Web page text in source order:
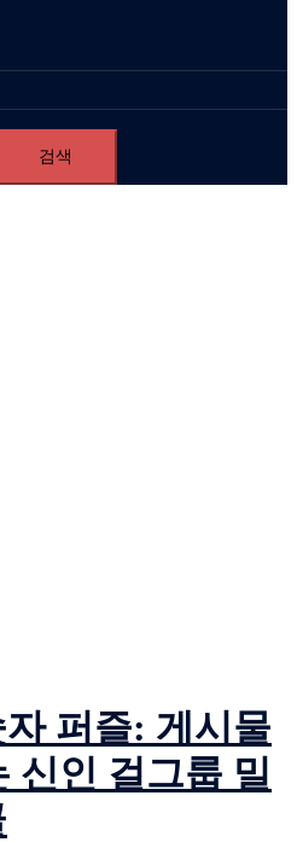
퍼즐: 게시물
신인 걸그룹 밀